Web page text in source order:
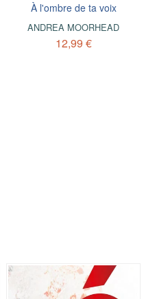
À l'ombre de ta voix
ANDREA MOORHEAD
12,99 €